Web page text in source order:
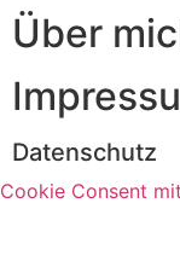
Über
Datenschutz
Cookie Consent